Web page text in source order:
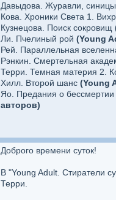
Давыдова. Журавли, синицы
Кова. Хроники Света 1.
Кузнецова. Поиск сокровищ
Ли. Пчелиный рой (Young
Рей. Параллельная
Рэнкин. Смертельная
Терри. Темная материя 2.
Хилл. Второй шанс (Young
Яо. Предания о
авторов)
Доброго времени суток!
В "Young Adult. Стиратели
Терри.